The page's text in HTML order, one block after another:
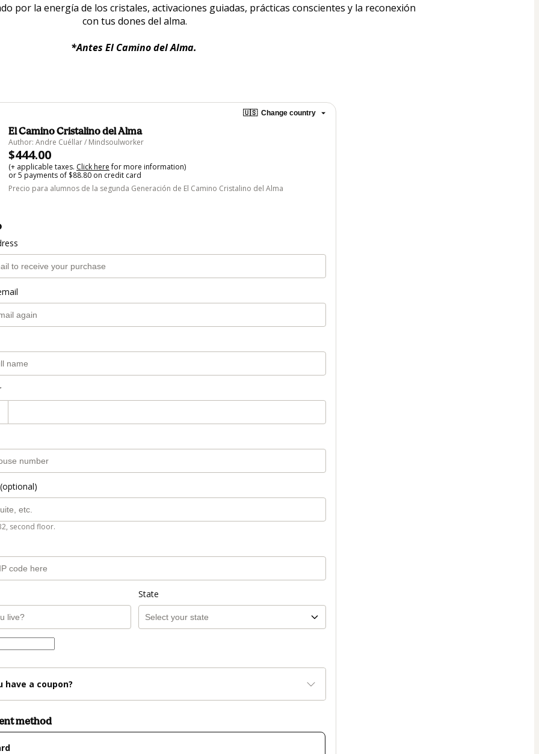
por la energía de los cristales, activaciones guiadas, prácticas conscientes y la reconexión
con tus dones del alma.
*Antes El Camino del Alma.
🇺🇸 Change country
El Camino Cristalino del Alma
Author: Andre Cuéllar / Mindsoulworker
$444.00
(+ applicable taxes. Click herefor more information)
or 5 payments of $88.80 on credit card
Precio para alumnos de la segunda Generación de El Camino Cristalino del Alma
second floor.
State
have a coupon?
method